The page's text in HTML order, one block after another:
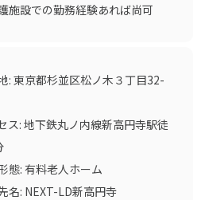
施設での勤務経験あれば尚可
: 東京都杉並区松ノ木３丁目32-
ス: 地下鉄丸ノ内線新高円寺駅徒
態: 有料老人ホーム
名: NEXT-LD新高円寺